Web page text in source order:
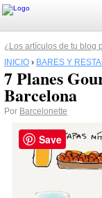
¿Los artículos de tu blog
INICIO › BARES Y
7 Planes
Barcelona
Por Barcelonette
Save